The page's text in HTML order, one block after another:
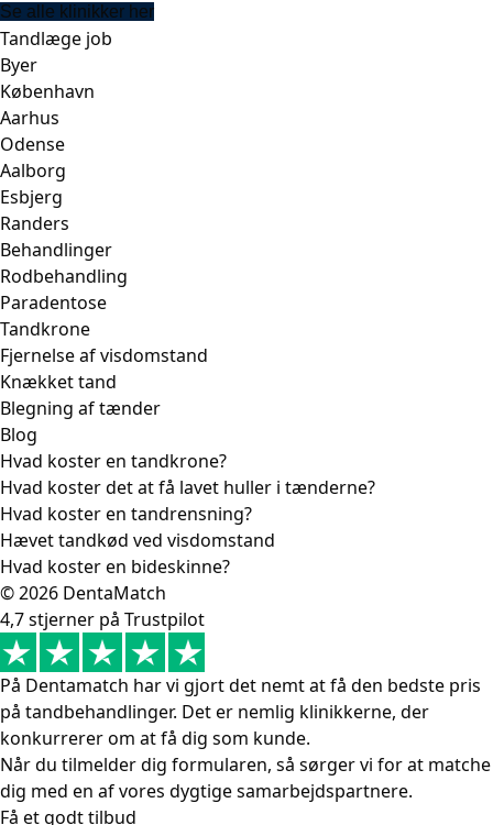
Se alle klinikker her
Tandlæge job
Byer
København
Aarhus
Odense
Aalborg
Esbjerg
Randers
Behandlinger
Rodbehandling
Paradentose
Tandkrone
Fjernelse af visdomstand
Knækket tand
Blegning af tænder
Blog
Hvad koster en tandkrone?
Hvad koster det at få lavet huller i tænderne?
Hvad koster en tandrensning?
Hævet tandkød ved visdomstand
Hvad koster en bideskinne?
© 2026 DentaMatch
4,7 stjerner på Trustpilot
På Dentamatch har vi gjort det nemt at få den bedste pris
på tandbehandlinger. Det er nemlig klinikkerne, der
konkurrerer om at få dig som kunde.
Når du tilmelder dig formularen, så sørger vi for at matche
dig med en af vores dygtige samarbejdspartnere.
Få et godt tilbud